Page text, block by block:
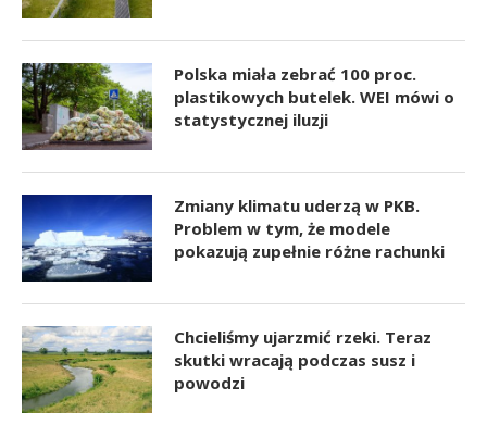
Polska miała zebrać 100 proc.
plastikowych butelek. WEI mówi o
statystycznej iluzji
Zmiany klimatu uderzą w PKB.
Problem w tym, że modele
pokazują zupełnie różne rachunki
Chcieliśmy ujarzmić rzeki. Teraz
skutki wracają podczas susz i
powodzi